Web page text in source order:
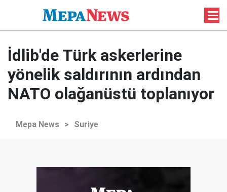
İdlib'de Türk askerlerine
yönelik saldırının ardından
NATO olağanüstü toplanıyor
Mepa News > Suriye